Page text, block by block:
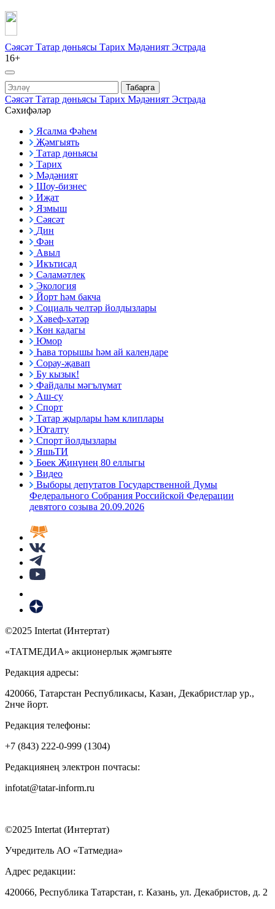
Сәясәт Татар дөньясы Тарих Мәдәният Эстрада
16+
Табарга
Сәясәт Татар дөньясы Тарих Мәдәният Эстрада
Сәхифәләр
Ясалма Фәһем
Җәмгыять
Татар дөньясы
Тарих
Мәдәният
Шоу-бизнес
Иҗат
Язмыш
Сәясәт
Дин
Фән
Авыл
Икътисад
Сәламәтлек
Экология
Йорт һәм бакча
Социаль челтәр йолдызлары
Хәвеф-хәтәр
Көн кадагы
Юмор
Һава торышы һәм ай календаре
Сорау-җавап
Бу кызык!
Файдалы мәгълүмат
Аш-су
Спорт
Татар җырлары һәм клиплары
Югалту
Спорт йолдызлары
ЯшьТИ
Бөек Җиңүнең 80 еллыгы
Видео
Выборы депутатов Государственной Думы
Федерального Собрания Российской Федерации
девятого созыва 20.09.2026
©2025 Intertat (Интертат)
«ТАТМЕДИА» акционерлык җәмгыяте
Редакция адресы:
420066, Татарстан Республикасы, Казан, Декабристлар ур.,
2нче йорт.
Редакция телефоны:
+7 (843) 222-0-999 (1304)
Редакциянең электрон почтасы:
infotat@tatar-inform.ru
©2025 Intertat (Интертат)
Учредитель АО «Татмедиа»
Адрес редакции:
420066, Республика Татарстан, г. Казань, ул. Декабристов, д. 2